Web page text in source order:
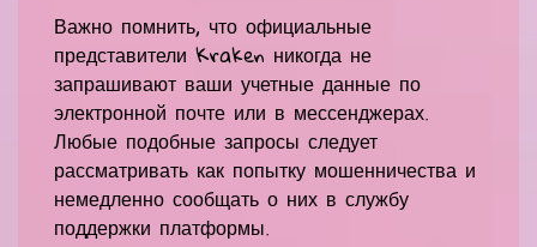
Важно помнить, что официальные
представители Kraken никогда не
запрашивают ваши учетные данные по
электронной почте или в мессенджерах.
Любые подобные запросы следует
рассматривать как попытку мошенничества и
немедленно сообщать о них в службу
поддержки платформы.